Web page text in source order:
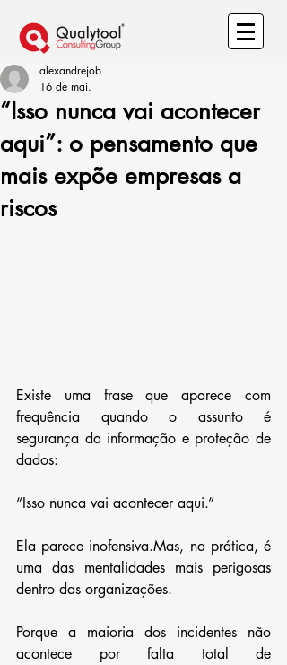
“Isso nunca vai acontecer
aqui”: o pensamento que
mais expõe empresas a
riscos
alexandrejob
16 de mai.
Existe uma frase que aparece com
frequência quando o assunto é
segurança da informação e proteção de
dados:
“Isso nunca vai acontecer aqui.”
Ela parece inofensiva.Mas, na prática, é
uma das mentalidades mais perigosas
dentro das organizações.
Porque a maioria dos incidentes não
acontece por falta total de